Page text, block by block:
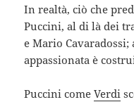
In realtà, ciò che
Puccini, al di là dei
e Mario
appassionata è
Puccini comeVerdi